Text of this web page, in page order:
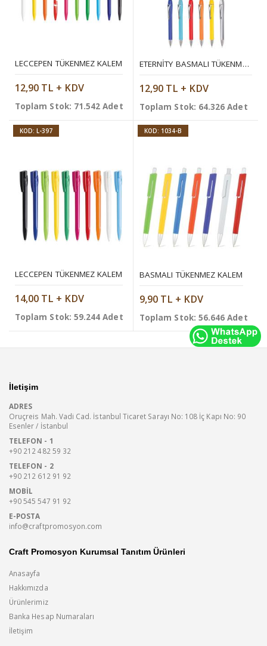
LECCEPEN TÜKENMEZ KALEM
12,90 TL + KDV
Toplam Stok: 71.542 Adet
ETERNITY BASMALI TÜKENMEZ KALEM
12,90 TL + KDV
Toplam Stok: 64.326 Adet
KOD: L-397
LECCEPEN TÜKENMEZ KALEM
14,00 TL + KDV
Toplam Stok: 59.244 Adet
KOD: 1034-B
BASMALI TÜKENMEZ KALEM
9,90 TL + KDV
Toplam Stok: 56.646 Adet
İletişim
ADRES
Oruçreis Mah. Vadi Cad. İstanbul Ticaret Sarayı No: 108 İç Kapı No: 90
Esenler / İstanbul
TELEFON - 1
+90 212 482 59 32
TELEFON - 2
+90 212 612 91 92
MOBIL
+90 545 547 91 92
E-POSTA
info@craftpromosyon.com
Craft Promosyon Kurumsal Tanıtım Ürünleri
Anasayfa
Hakkımızda
Ürünlerimiz
Banka Hesap Numaraları
İletişim